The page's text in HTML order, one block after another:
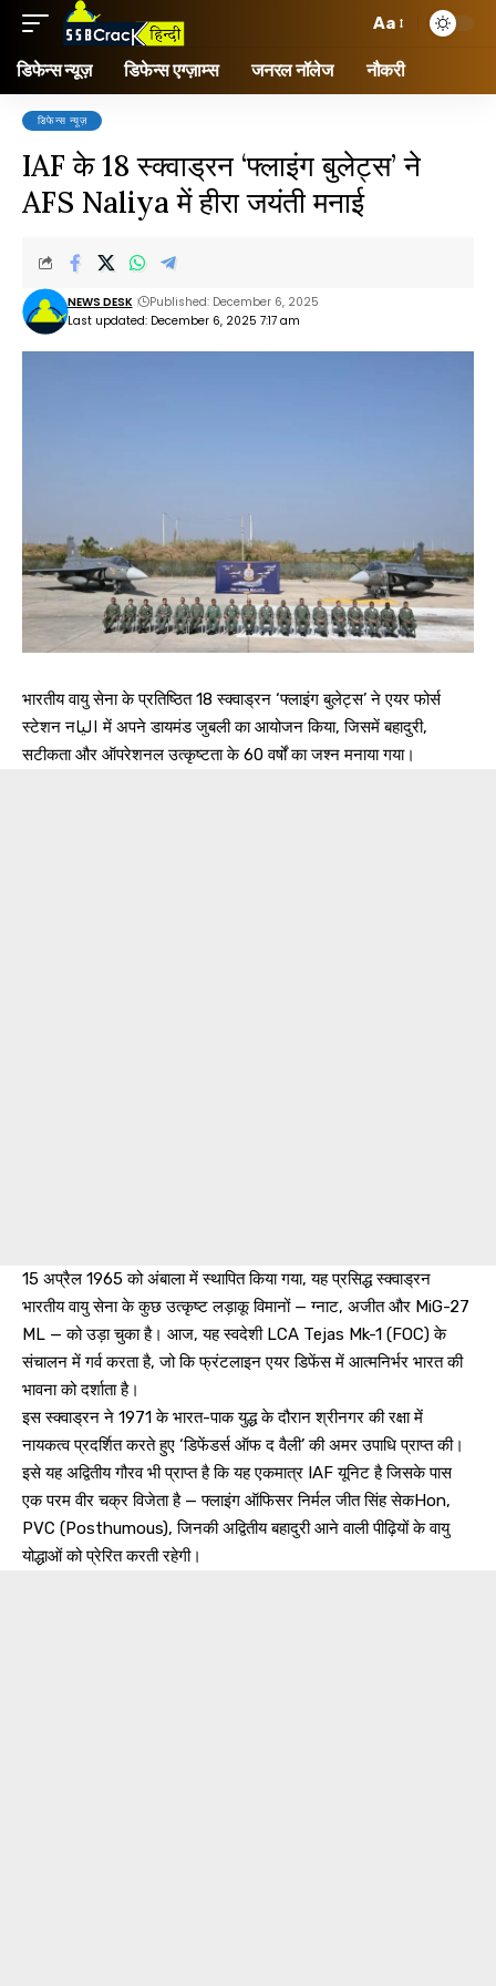
Aa
डिफेन्स न्यूज़ डिफेन्स एग्ज़ाम्स जनरल नॉलेज नौकरी
डिफेन्स न्यूज़
IAF के 18 स्क्वाड्रन ‘फ्लाइंग बुलेट्स’ ने
AFS Naliya में हीरा जयंती मनाई
Last updated: December 6, 2025 7:17 am
NEWS DESK Published: December 6, 2025
भारतीय वायु सेना के प्रतिष्ठित 18 स्क्वाड्रन ‘फ्लाइंग बुलेट्स’ ने एयर फोर्स
स्टेशन नاليا में अपने डायमंड जुबली का आयोजन किया, जिसमें बहादुरी,
सटीकता और ऑपरेशनल उत्कृष्टता के 60 वर्षों का जश्न मनाया गया।
15 अप्रैल 1965 को अंबाला में स्थापित किया गया, यह प्रसिद्ध स्क्वाड्रन
भारतीय वायु सेना के कुछ उत्कृष्ट लड़ाकू विमानों — ग्नाट, अजीत और MiG-27
ML — को उड़ा चुका है। आज, यह स्वदेशी LCA Tejas Mk-1 (FOC) के
संचालन में गर्व करता है, जो कि फ्रंटलाइन एयर डिफेंस में आत्मनिर्भर भारत की
भावना को दर्शाता है।
इस स्क्वाड्रन ने 1971 के भारत-पाक युद्ध के दौरान श्रीनगर की रक्षा में
नायकत्व प्रदर्शित करते हुए ‘डिफेंडर्स ऑफ द वैली’ की अमर उपाधि प्राप्त की।
इसे यह अद्वितीय गौरव भी प्राप्त है कि यह एकमात्र IAF यूनिट है जिसके पास
एक परम वीर चक्र विजेता है — फ्लाइंग ऑफिसर निर्मल जीत सिंह सेकHon,
PVC (Posthumous), जिनकी अद्वितीय बहादुरी आने वाली पीढ़ियों के वायु
योद्धाओं को प्रेरित करती रहेगी।